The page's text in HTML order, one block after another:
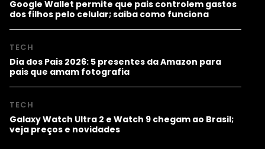
Google Wallet permite que pais controlem gastos
dos filhos pelo celular; saiba como funciona
TECH
Dia dos Pais 2026: 5 presentes da Amazon para
pais que amam fotografia
TECH
Galaxy Watch Ultra 2 e Watch 9 chegam ao Brasil;
veja preços e novidades